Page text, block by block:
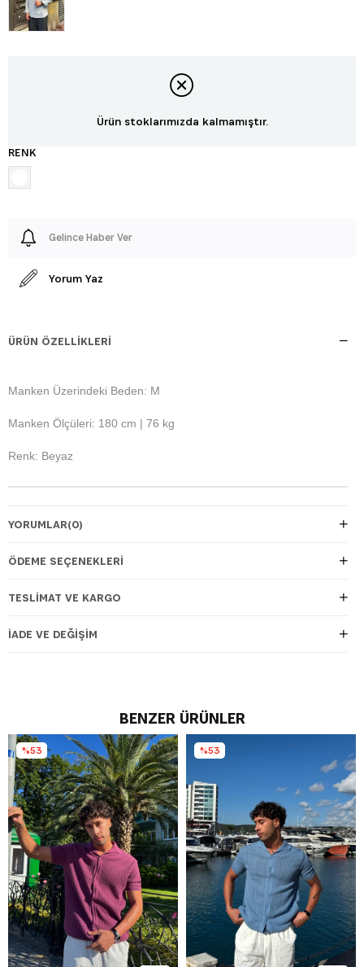
Ürün stoklarımızda kalmamıştır.
RENK
Gelince Haber Ver
Yorum Yaz
ÜRÜN ÖZELLIKLERI
Manken Üzerindeki Beden: M
Manken Ölçüleri: 180 cm | 76 kg
Renk: Beyaz
YORUMLAR(0)
ÖDEME SEÇENEKLERI
TESLIMAT VE KARGO
İADE VE DEĞIŞIM
BENZER ÜRÜNLER
%53 %53